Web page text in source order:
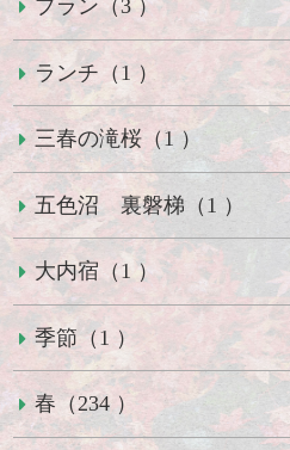
プラン（3 ）
ランチ（1 ）
三春の滝桜（1 ）
五色沼 裏磐梯（1 ）
大内宿（1 ）
季節（1 ）
春（234 ）